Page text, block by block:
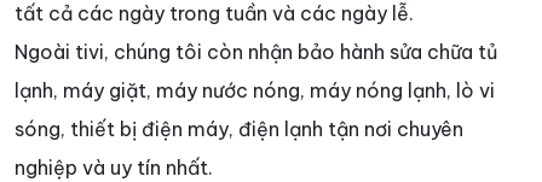
tất cả các ngày trong tuần và các ngày lễ.
Ngoài tivi, chúng tôi còn nhận bảo hành sửa chữa tủ
lạnh, máy giặt, máy nước nóng, máy nóng lạnh, lò vi
sóng, thiết bị điện máy, điện lạnh tận nơi chuyên
nghiệp và uy tín nhất.